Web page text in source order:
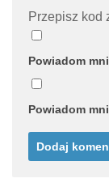
Przepisz kod
Powiadom
Powiadom